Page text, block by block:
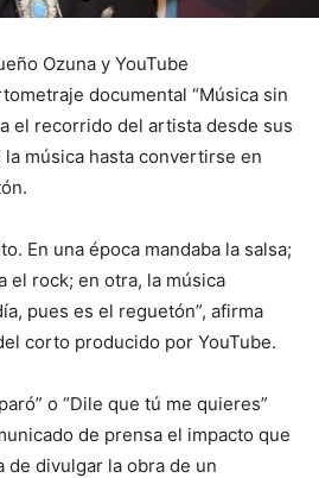
Ozuna y YouTube
documental “Música sin
el recorrido del artista desde sus
música hasta convertirse en
En una época mandaba la salsa;
el rock; en otra, la música
pues es el reguetón”, afirma
corto producido por YouTube.
o “Dile que tú me quieres”
de prensa el impacto que
de divulgar la obra de un